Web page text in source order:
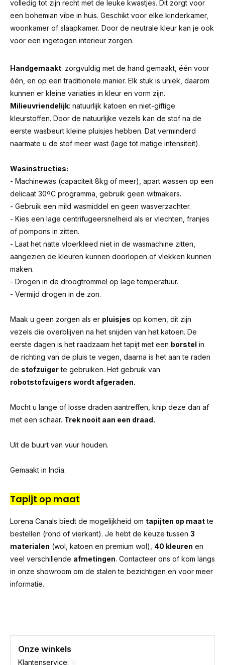
volledig tot zijn recht met de leuke kwastjes. Dit zorgt voor
een bohemian vibe in huis. Geschikt voor elke kinderkamer,
woonkamer of slaapkamer. Door de neutrale kleur kan je ook
voor een ingetogen interieur zorgen.
Handgemaakt: zorgvuldig met de hand gemaakt, één voor
één, en op een traditionele manier. Elk stuk is uniek, daarom
kunnen er kleine variaties in kleur en vorm zijn.
Milieuvriendelijk: natuurlijk katoen en niet-giftige
kleurstoffen. Door de natuurlijke vezels kan de stof na de
eerste wasbeurt kleine pluisjes hebben. Dat verminderd
naarmate u de stof meer wast (lage tot matige intensiteit).
Wasinstructies:
- Machinewas (capaciteit 8kg of meer), apart wassen op een
delicaat 30ºC programma, gebruik geen witmakers.
- Gebruik een mild wasmiddel en geen wasverzachter.
- Kies een lage centrifugeersnelheid als er vlechten, franjes
of pompons in zitten.
- Laat het natte vloerkleed niet in de wasmachine zitten,
aangezien de kleuren kunnen doorlopen of vlekken kunnen
maken.
- Drogen in de droogtrommel op lage temperatuur.
- Vermijd drogen in de zon.
Maak u geen zorgen als er pluisjes op komen, dit zijn
vezels die overblijven na het snijden van het katoen. De
eerste dagen is het raadzaam het tapijt met een borstel in
de richting van de pluis te vegen, daarna is het aan te raden
de stofzuigerte gebruiken. Het gebruik van
robotstofzuigers wordt afgeraden.
Mocht u lange of losse draden aantreffen, knip deze dan af
met een schaar. Trek nooit aan een draad.
Uit de buurt van vuur houden.
Gemaakt in India.
Tapijt op maat
Lorena Canals biedt de mogelijkheid om tapijten op maatte
bestellen (rond of vierkant). Je hebt de keuze tussen 3
materialen (wol, katoen en premium wol), 40 kleuren en
veel verschillende afmetingen. Contacteer ons of kom langs
in onze showroom om de stalen te bezichtigen en voor meer
informatie.
Onze winkels
Klantenservice: